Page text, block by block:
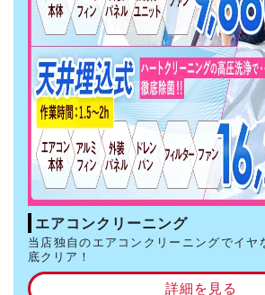
エアコンクリーニング
当店独自のエアコンクリーニングでイヤ
底クリア！
詳細を見る